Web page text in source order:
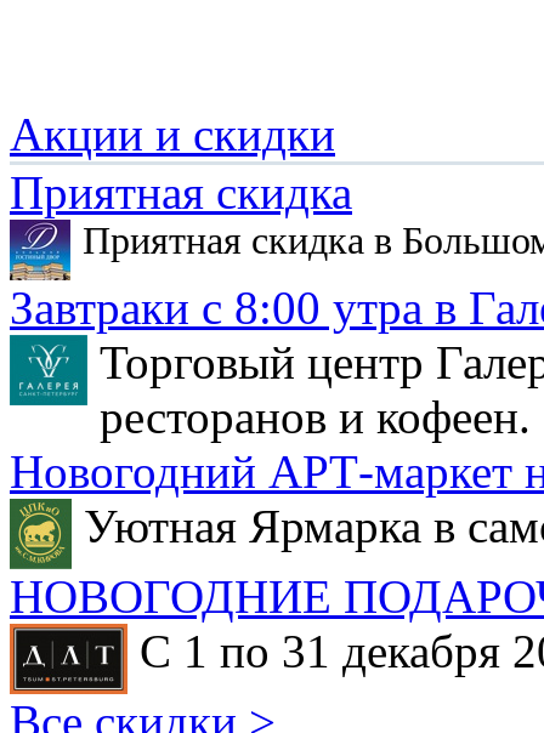
Акции и скидки
Приятная скидка
Приятная скидка в
Завтраки с 8:00 утра в
Торговый центр
ресторанов и кофеен.
Новогодний АРТ-маркет
Уютная Ярмарка в
НОВОГОДНИЕ
С 1 по 31 декабря
Все скидки >